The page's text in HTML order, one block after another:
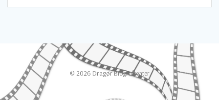
© 2026 Dragør Biografteater